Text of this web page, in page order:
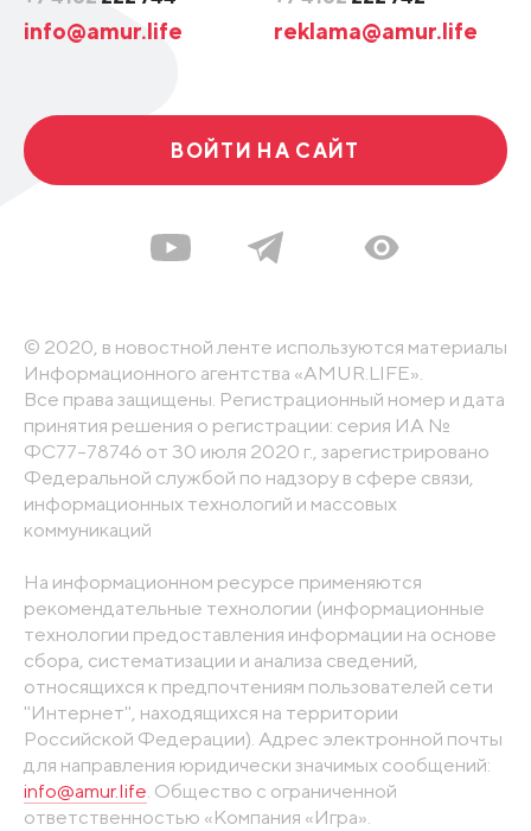
info@amur.life reklama@amur.life
ВОЙТИ НА САЙТ
© 2020, в новостной ленте используются материалы
Информационного агентства «AMUR.LIFE».
Все права защищены. Регистрационный номер и дата
принятия решения о регистрации: серия ИА №
ФС77-78746 от 30 июля 2020 г., зарегистрировано
Федеральной службой по надзору в сфере связи,
информационных технологий и массовых
коммуникаций
На информационном ресурсе применяются
рекомендательные технологии (информационные
технологии предоставления информации на основе
сбора, систематизации и анализа сведений,
относящихся к предпочтениям пользователей сети
"Интернет", находящихся на территории
Российской Федерации). Адрес электронной почты
для направления юридически значимых сообщений:
info@amur.life . Общество с ограниченной
ответственностью «Компания «Игра».